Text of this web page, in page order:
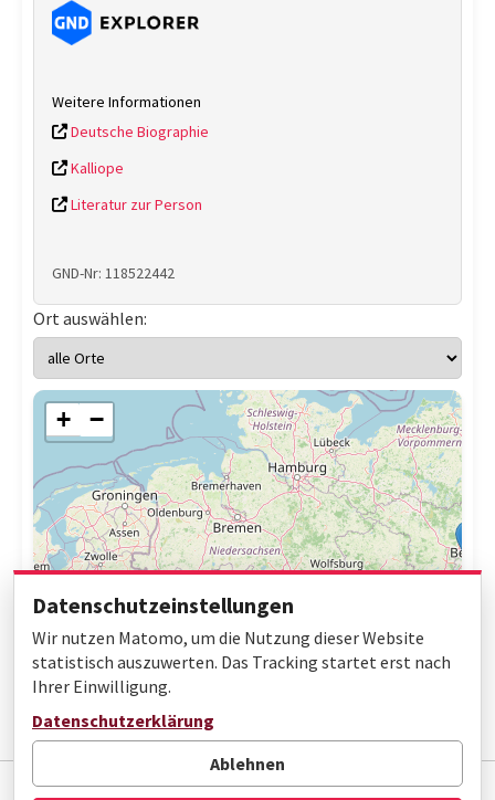
Weitere Informationen
Deutsche Biographie
Kalliope
Literatur zur Person
GND-Nr: 118522442
Ort auswählen:
+ −
Impressum Datenschutz Barrierefreiheit
Datenschutzeinstellungen
Wir nutzen Matomo, um die Nutzung dieser Website
statistisch auszuwerten. Das Tracking startet erst nach
Ihrer Einwilligung.
Datenschutzerklärung
Ablehnen